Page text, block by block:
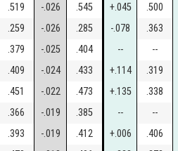
.519 -.026 .545 +.045 .500
.259 -.026 .285 -.078 .363
.379 -.025 .404 -- --
.409 -.024 .433 +.114 .319
.451 -.022 .473 +.135 .338
.366 -.019 .385 -- --
.393 -.019 .412 +.006 .406